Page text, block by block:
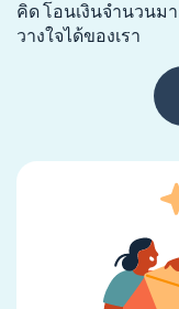
คิด โอนเงินจำนวนม
วางใจได้ของเรา